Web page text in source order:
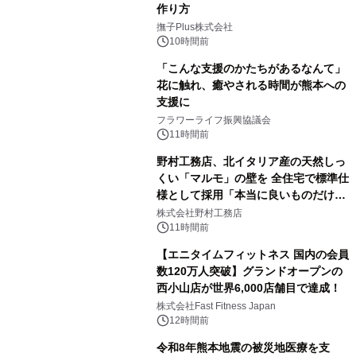
作り方
撫子Plus株式会社
10時間前
「こんな支援のかたちがあるなんて」
花に触れ、癒やされる時間が熊本への
支援に
フラワーライフ振興協議会
11時間前
野村工務店、北イタリア産の天然しっ
くい「マルモ」の壁を 全住宅で標準仕
様として採用「本当に良いものだけに
こだわる」
株式会社野村工務店
11時間前
【エニタイムフィットネス 国内の会員
数120万人突破】グランドオープンの
西小山店が世界6,000店舗目で達成！
株式会社Fast Fitness Japan
12時間前
令和8年熊本地震の被災地医療を支